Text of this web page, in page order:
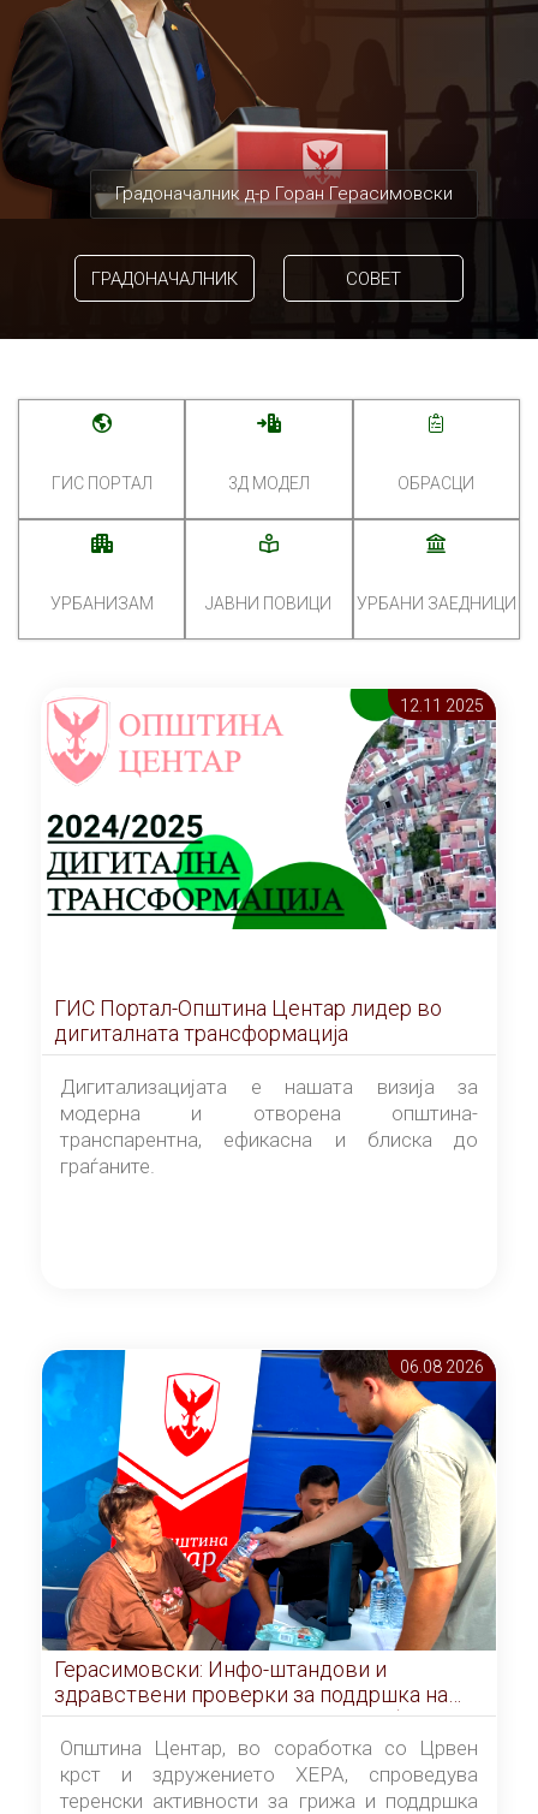
Градоначалник д-р Горан Герасимовски
ГРАДОНАЧАЛНИК СОВЕТ
ГИС ПОРТАЛ 3Д МОДЕЛ ОБРАСЦИ
УРБАНИЗАМ ЈАВНИ ПОВИЦИ УРБАНИ ЗАЕДНИЦИ
12.11 2025
ГИС Портал-Општина Центар лидер во
дигиталната трансформација
Дигитализацијата е нашата визија за
модерна и отворена општина-
транспарентна, ефикасна и блиска до
граѓаните.
06.08 2026
Герасимовски: Инфо-штандови и
здравствени проверки за поддршка на
граѓаните во услови на топлотен бран
Општина Центар, во соработка со Црвен
крст и здружението ХЕРА, спроведува
теренски активности за грижа и поддршка